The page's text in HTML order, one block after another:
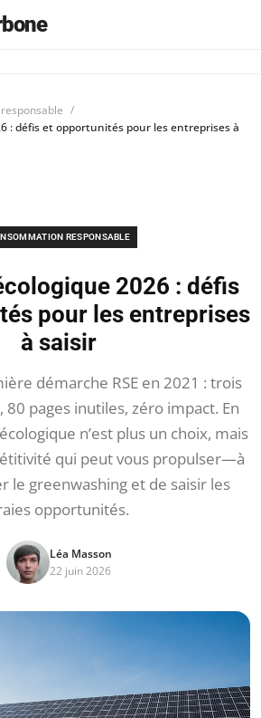
: défis et opportunités pour les entreprises à
RESPONSABLE
2026 : défis
pour les entreprises
à saisir
démarche RSE en 2021 : trois
pages inutiles, zéro impact. En
n’est plus un choix, mais
qui peut vous propulser—à
le greenwashing et de saisir les
opportunités.
Léa Masson
22 juin 2026